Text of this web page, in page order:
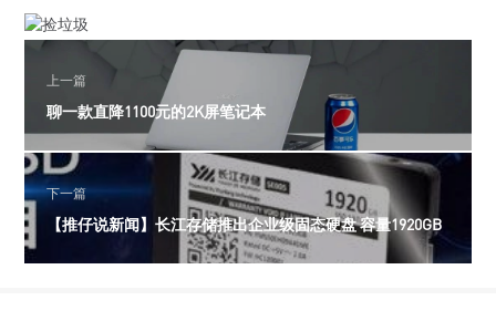
上一篇
聊一款直降1100元的2K屏笔记本
下一篇
【推仔说新闻】长江存储推出企业级固态硬盘 容量1920GB